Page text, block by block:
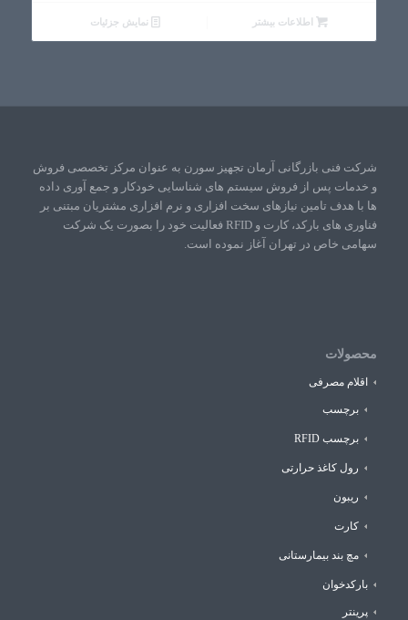
اطلاعات بیشتر نمایش جزئیات
شرکت فنی بازرگانی آرمان تجهیز سورن به عنوان مرکز تخصصی فروش
و خدمات پس از فروش سیستم های شناسایی خودکار و جمع آوری داده
ها با هدف تامین نیازهای سخت افزاری و نرم افزاری مشتریان مبتنی بر
فناوری های بارکد، کارت و RFID فعالیت خود را بصورت یک شرکت
سهامی خاص در تهران آغاز نموده است.
محصولات
اقلام مصرفی
برچسب
برچسب RFID
رول کاغذ حرارتی
ریبون
کارت
مچ بند بیمارستانی
بارکدخوان
پرینتر